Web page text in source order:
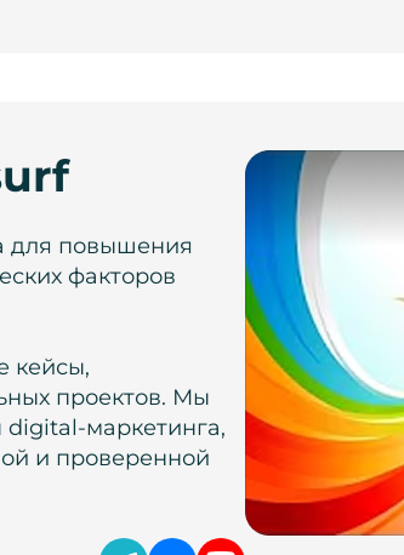
для повышения
факторов
кейсы,
проектов. Мы
маркетинга,
и проверенной